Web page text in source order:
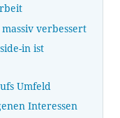
verbessert
in ist
Umfeld
Interessen